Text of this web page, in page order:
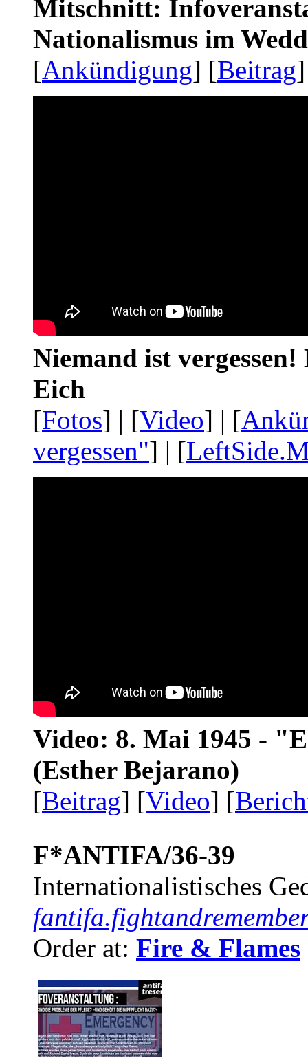
Mitschnitt:
Nationalismus im
[Ankündigung] [Beitrag
Niemand ist
Eich
[Fotos] | [Video] | [
vergessen"] | [
Video: 8. Mai 1945 -
(Esther Bejarano)
[Beitrag] [Video] [
F*ANTIFA/36-39
Internationalistisches
Order at: Fire & Flames